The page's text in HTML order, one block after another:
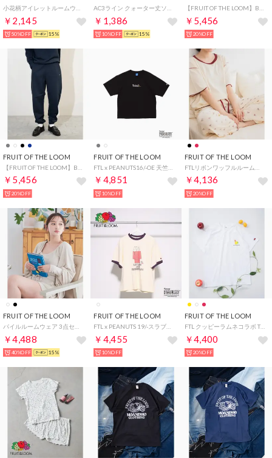
￥2,145
50%OFF 15%
￥1,386
10%OFF 15%
￥5,456
20%OFF
FRUIT OF THE LOOM
￥5,456
20%OFF
FRUIT OF THE LOOM
￥4,851
10%OFF
FRUIT OF THE LOOM
￥4,136
20%OFF
FRUIT OF THE LOOM
￥4,488
40%OFF 15%
FRUIT OF THE LOOM
￥4,455
10%OFF
FRUIT OF THE LOOM
FTL クッピーラムネコラボ TSHIRT / 限定 / コラボ / Tシャツ / ユニセックス （イエロー）
￥4,400
20%OFF